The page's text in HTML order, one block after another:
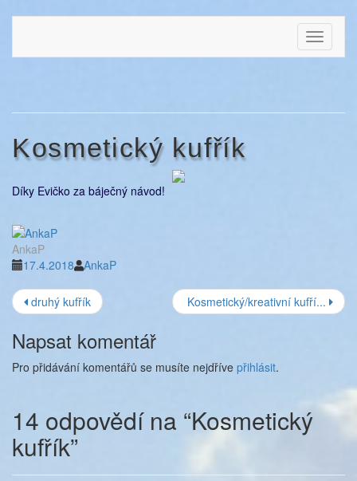
webuEVIKLUB
Toggle
Kosmetický kufřík
Díky Evičko za báječný návod!
AnkaP
17.4.2018
AnkaP
Navigace
příspěvku
druhý kufřík Kosmetický/kreativní kufří...
Napsat komentář
Pro přidávání komentářů se musíte nejdříve přihlásit.
14 odpovědí na “Kosmetický
kufřík”